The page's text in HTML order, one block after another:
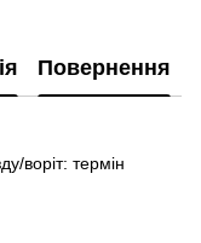
Повернення
воріт: термін